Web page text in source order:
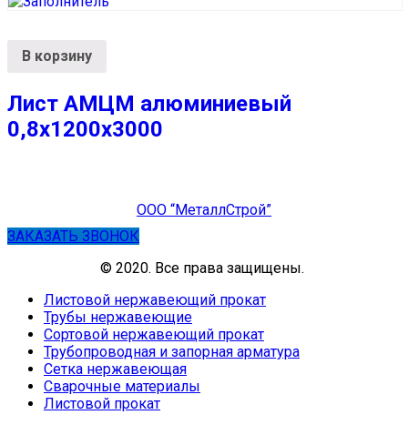
В корзину
Лист АМЦМ алюминиевый
0,8х1200х3000
ООО “МеталлСтрой”
ЗАКАЗАТЬ ЗВОНОК
© 2020. Все права защищены.
Листовой нержавеющий прокат
Трубы нержавеющие
Сортовой нержавеющий прокат
Трубопроводная и запорная арматура
Сетка нержавеющая
Сварочные материалы
Листовой прокат